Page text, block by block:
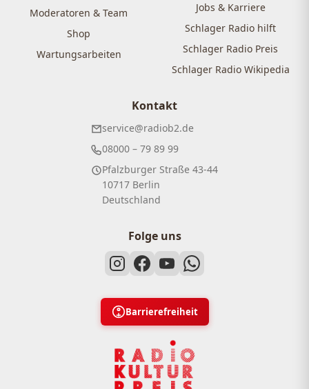
Moderatoren & Team
Shop
Wartungsarbeiten
Jobs & Karriere
Schlager Radio hilft
Schlager Radio Preis
Schlager Radio Wikipedia
Kontakt
service@radiob2.de
08000 – 79 89 99
Pfalzburger Straße 43-44
10717 Berlin
Deutschland
Folge uns
Barrierefreiheit